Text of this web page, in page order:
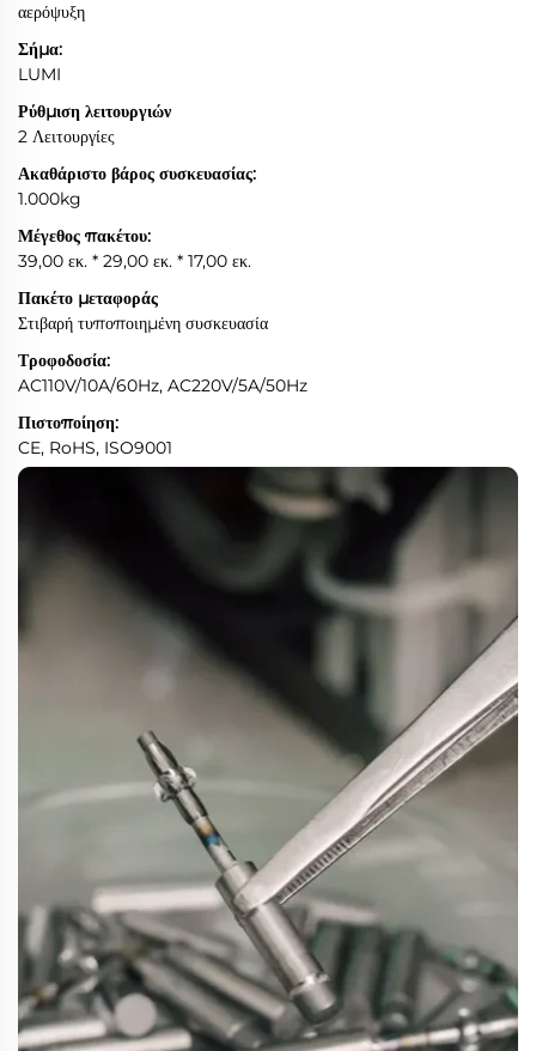
αερόψυξη
Σήμα:
LUMI
Ρύθμιση λειτουργιών
2 Λειτουργίες
Ακαθάριστο βάρος συσκευασίας:
1.000kg
Μέγεθος πακέτου:
39,00 εκ. * 29,00 εκ. * 17,00 εκ.
Πακέτο μεταφοράς
Στιβαρή τυποποιημένη συσκευασία
Τροφοδοσία:
AC110V/10A/60Hz, AC220V/5A/50Hz
Πιστοποίηση:
CE, RoHS, ISO9001